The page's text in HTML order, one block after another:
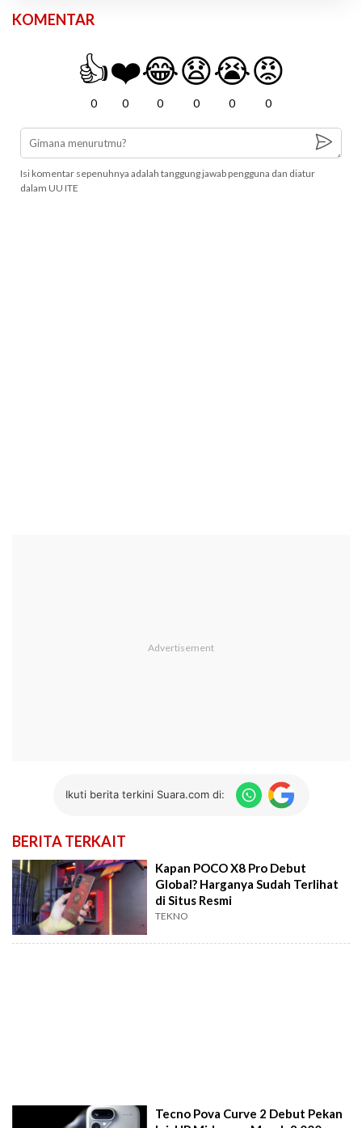
KOMENTAR
👍
0
❤️
0
😂
0
😧
0
😭
0
😡
0
Isi komentar sepenuhnya adalah tanggung jawab pengguna dan diatur
dalam UU ITE
Ikuti berita terkini Suara.com di:
BERITA TERKAIT
Kapan POCO X8 Pro Debut
Global? Harganya Sudah Terlihat
di Situs Resmi
TEKNO
Tecno Pova Curve 2 Debut Pekan